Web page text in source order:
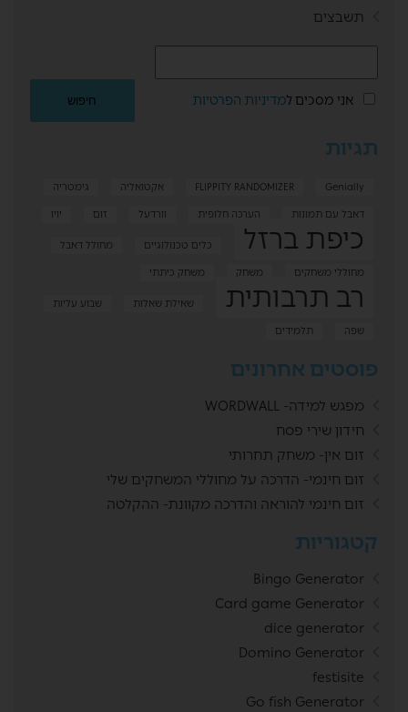
תשבצים
אני מסכים למדיניות הפרטיות
תגיות
FLIPPITY RANDOMIZER Genially אקטואליה
גימטריה
דאבל עם תמונות
הערכה חלופית וורדעל זום יויו
כיפת ברזל כלים טכנולוגיים
מחולל דאבל
מחוללי משחקים
משחק משחק כיתתי
רב תרבותית שאילת שאלות
שבוע עליות
שפה
תלמידים
פוסטים אחרונים
מפגש למידה- WORDWALL
חידון שירי פסח
זום אין- משחק תחרותי
זום חינמי- הדרכה על מחוללי המשחקים שלי
זום חינמי להוראה והדרכה מקוונת- ההקלטה
קטגוריות
Bingo Generator
Card game Generator
dice generator
Domino Generator
festisite
Go fish Generator